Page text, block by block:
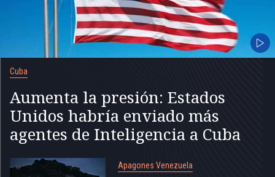
Cuba
Aumenta la presión: Estados
Unidos habría enviado más
agentes de Inteligencia a Cuba
Apagones Venezuela